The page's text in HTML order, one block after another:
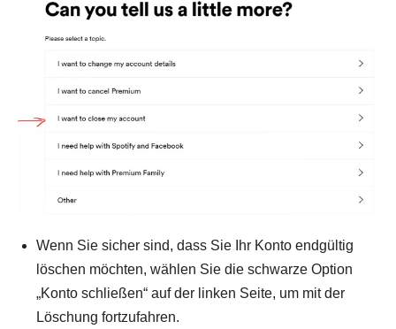
Wenn Sie sicher sind, dass Sie Ihr Konto endgültig
löschen möchten, wählen Sie die schwarze Option
„Konto schließen“ auf der linken Seite, um mit der
Löschung fortzufahren.